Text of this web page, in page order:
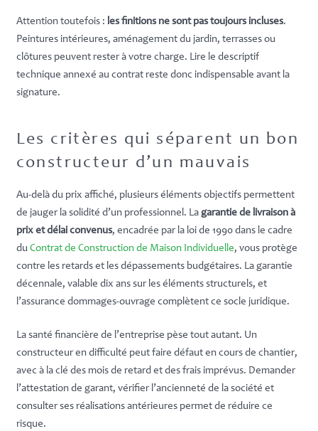
Attention toutefois : les finitions ne sont pas toujours incluses.
Peintures intérieures, aménagement du jardin, terrasses ou
clôtures peuvent rester à votre charge. Lire le descriptif
technique annexé au contrat reste donc indispensable avant la
signature.
Les critères qui séparent un bon
constructeur d’un mauvais
Au-delà du prix affiché, plusieurs éléments objectifs permettent
de jauger la solidité d’un professionnel. La garantie de livraison à
prix et délai convenus, encadrée par la loi de 1990 dans le cadre
du Contrat de Construction de Maison Individuelle, vous protège
contre les retards et les dépassements budgétaires. La garantie
décennale, valable dix ans sur les éléments structurels, et
l’assurance dommages-ouvrage complètent ce socle juridique.
La santé financière de l’entreprise pèse tout autant. Un
constructeur en difficulté peut faire défaut en cours de chantier,
avec à la clé des mois de retard et des frais imprévus. Demander
l’attestation de garant, vérifier l’ancienneté de la société et
consulter ses réalisations antérieures permet de réduire ce
risque.